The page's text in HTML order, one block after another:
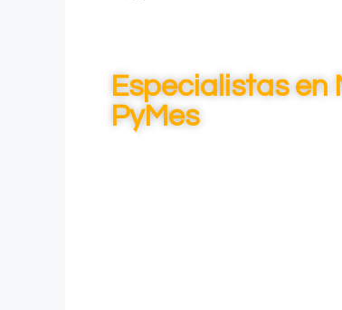
Especialistas en
PyMes